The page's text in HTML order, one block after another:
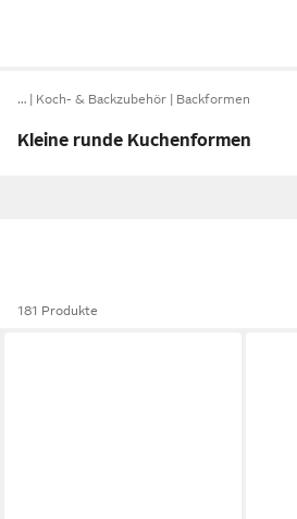
… Koch- & Backzubehör Backformen
Kleine runde Kuchenformen
181 Produkte